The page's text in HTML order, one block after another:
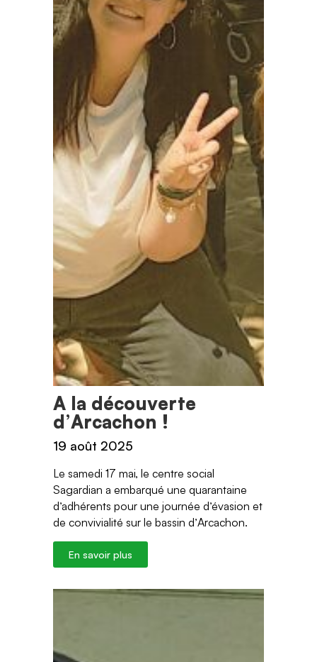
A la découverte
d’Arcachon !
19 août 2025
Le samedi 17 mai, le centre social
Sagardian a embarqué une quarantaine
d’adhérents pour une journée d’évasion et
de convivialité sur le bassin d’Arcachon.
En savoir plus